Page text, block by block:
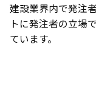
建設業界内で発注
トに発注者の立場
ています。